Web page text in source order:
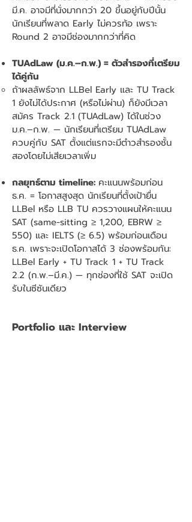
มี.ค. อาจมีที่นั่งมากกว่า 20 ขึ้นอยู่กับปีนั้น
นักเรียนที่พลาด Early ไม่ควรท้อ เพราะ
Round 2 อาจมีช่องมากกว่าที่คิด
TUAdLaw (ม.ค.–ก.พ.) = ตัวสำรองที่เตรียม
ได้คู่กัน
ถ้าผลลัพธ์จาก LLBel Early และ TU Track
1 ยังไม่ได้ประกาศ (หรือไม่ผ่าน) ก็ยังมีเวลา
สมัคร Track 2.1 (TUAdLaw) ได้ในช่วง
ม.ค.–ก.พ. — นักเรียนที่เตรียม TUAdLaw
ควบคู่กับ SAT ตั้งแต่แรกจะมีตำวสำรองชั้น
สองโดยไม่เสียเวลาเพิ่ม
กลยุทธ์ตาม timeline: คะแนนพร้อมก่อน
ธ.ค. = โอกาสสูงสุด นักเรียนที่ตั้งเป้ายื่น
LLBel หรือ LLB TU ควรวางแผนให้คะแนน
SAT (same-sitting ≥ 1,200, EBRW ≥
550) และ IELTS (≥ 6.5) พร้อมก่อนเดือน
ธ.ค. เพราะจะเปิดโอกาสได้ 3 ช่องพร้อมกัน:
LLBel Early + TU Track 1 + TU Track
2.2 (ก.พ.–มี.ค.) — ทุกช่องที่ใช้ SAT จะเปิด
รับในซีซันเดียว
Portfolio และ Interview